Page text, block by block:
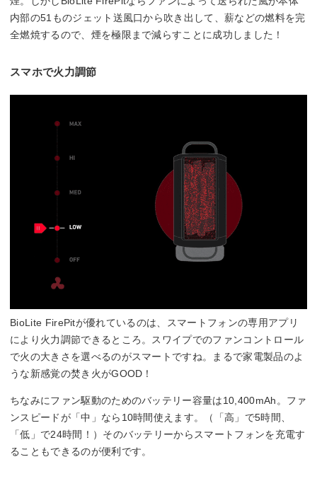
内部の51ものジェット送風口から吹き出して、薪などの燃料を完
全燃焼するので、煙を極限まで減らすことに成功しました！
スマホで火力調節
BioLite FirePitが優れているのは、スマートフォンの専用アプリ
により火力調節できるところ。スワイプでのファンコントロール
で火の大きさを選べるのがスマートですね。まるで家電製品のよ
うな新感覚の焚き火がGOOD！
ちなみにファン駆動のためのバッテリー容量は10,400mAh。ファ
ンスピードが「中」なら10時間使えます。（「高」で5時間、
「低」で24時間！）そのバッテリーからスマートフォンを充電す
ることもできるのが便利です。